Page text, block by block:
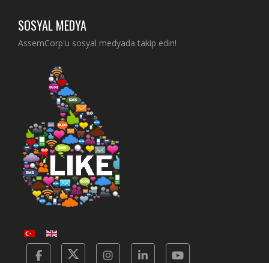
SOSYAL MEDYA
AssemCorp'u sosyal medyada takip edin!
FacebookTwitterInstagramLinkedinYotube